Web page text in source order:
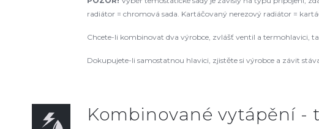
radiátor = chromová sada. Kartáčovaný nerezový radiátor =
Chcete-li kombinovat dva výrobce, zvlášť ventil a termohlavici,
Dokupujete-li samostatnou hlavici, zjistěte si výrobce a závit
Kombinované vytápění